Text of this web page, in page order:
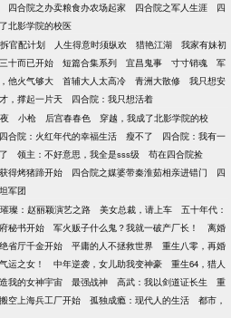
四合院之办卖粮食办农场起家 四合院之军人生涯
四
北影学院的校医
官配计划 人生得意时须纵欢 猎艳江湖
我家有妹初
十而已开始 短篇合集系列 宜昌鬼事 寸寸销魂
军
他火气够大 首辅大人太高冷 青洲大散修
我只想安
，撑起一片天 四合院：我只想活着
小枪 后宫春春色
穿越，我成了北影学院的校
四合院：火红年代的幸福生活 瘦不了
四合院：我有一
领主：不好意思，我全是sss级
苟在四合院捡
得烤猪蹄开始 四合院之媒婆带秦淮茹相亲进错门
四
军团
璨：赵丽颖演艺之路 美女总裁，请上车
五十年代：
秘书开始 军火贩子什么鬼？我就一破产厂长！
离婚
省厅千金开始 平庸的人不拯救世界
重生八零，再婚
运之女！ 中年逆袭，女儿助我变神豪
重生64，猎人
我的女神宇宙 最强战神 高武：我以剑道证长生
重
空上海兵工厂开始 孤独成瘾：现代人的生活
都市，